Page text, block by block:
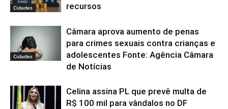
Cidades
recursos
Cidades
Câmara aprova aumento de penas
para crimes sexuais contra crianças e
adolescentes Fonte: Agência Câmara
de Notícias
Celina assina PL que prevê multa de
R$ 100 mil para vândalos no DF